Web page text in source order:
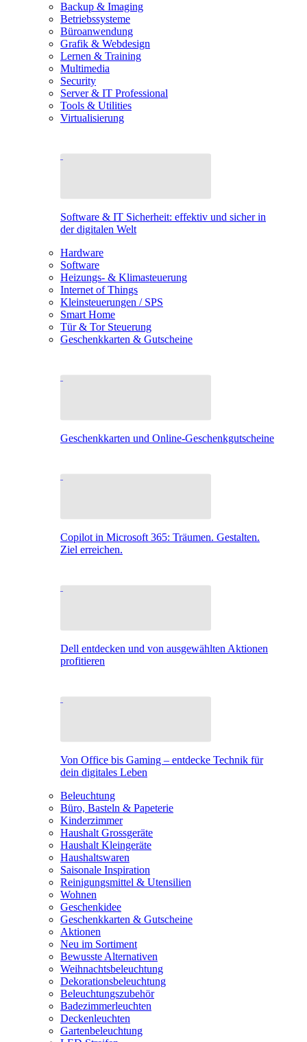
Backup & Imaging
Betriebssysteme
Büroanwendung
Grafik & Webdesign
Lernen & Training
Multimedia
Security
Server & IT Professional
Tools & Utilities
Virtualisierung
Software & IT Sicherheit: effektiv und sicher in
der digitalen Welt
Hardware
Software
Heizungs- & Klimasteuerung
Internet of Things
Kleinsteuerungen / SPS
Smart Home
Tür & Tor Steuerung
Geschenkkarten & Gutscheine
Geschenkkarten und Online-Geschenkgutscheine
Copilot in Microsoft 365: Träumen. Gestalten.
Ziel erreichen.
Dell entdecken und von ausgewählten Aktionen
profitieren
Von Office bis Gaming – entdecke Technik für
dein digitales Leben
Beleuchtung
Büro, Basteln & Papeterie
Kinderzimmer
Haushalt Grossgeräte
Haushalt Kleingeräte
Haushaltswaren
Saisonale Inspiration
Reinigungsmittel & Utensilien
Wohnen
Geschenkidee
Geschenkkarten & Gutscheine
Aktionen
Neu im Sortiment
Bewusste Alternativen
Weihnachtsbeleuchtung
Dekorationsbeleuchtung
Beleuchtungszubehör
Badezimmerleuchten
Deckenleuchten
Gartenbeleuchtung